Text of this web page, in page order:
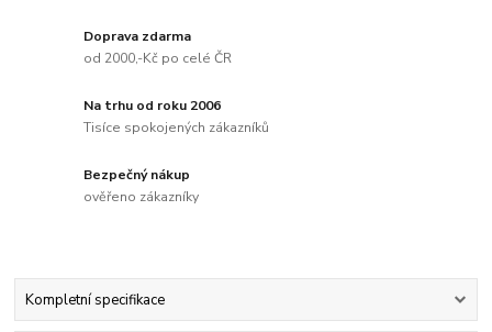
Doprava zdarma
od 2000,-Kč po celé ČR
Na trhu od roku 2006
Tisíce spokojených zákazníků
Bezpečný nákup
ověřeno zákazníky
Kompletní specifikace